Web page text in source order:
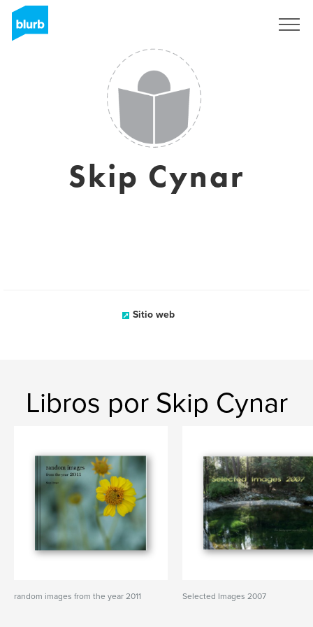
Skip Cynar
Sitio web
Libros por Skip Cynar
random images from the year 2011 Selected Images 2007